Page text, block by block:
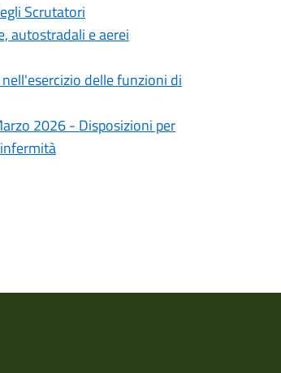
Scrutatori
autostradali e aerei
nell'esercizio delle funzioni di
2026 - Disposizioni per